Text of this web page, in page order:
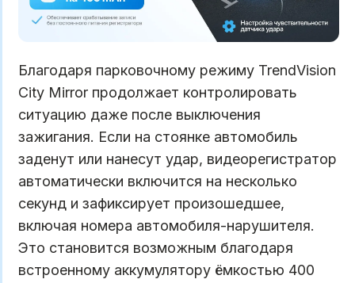
Благодаря парковочному режиму TrendVision
City Mirror продолжает контролировать
ситуацию даже после выключения
зажигания. Если на стоянке автомобиль
заденут или нанесут удар, видеорегистратор
автоматически включится на несколько
секунд и зафиксирует произошедшее,
включая номера автомобиля-нарушителя.
Это становится возможным благодаря
встроенному аккумулятору ёмкостью 400